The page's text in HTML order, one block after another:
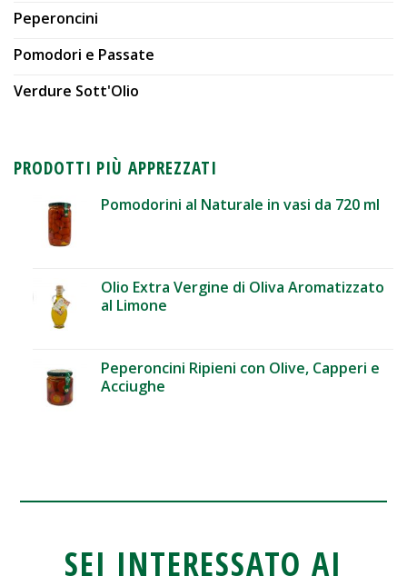
Peperoncini
Pomodori e Passate
Verdure Sott'Olio
PRODOTTI PIÙ APPREZZATI
Pomodorini al Naturale in vasi da 720 ml
Olio Extra Vergine di Oliva Aromatizzato
al Limone
Peperoncini Ripieni con Olive, Capperi e
Acciughe
SEI INTERESSATO AI